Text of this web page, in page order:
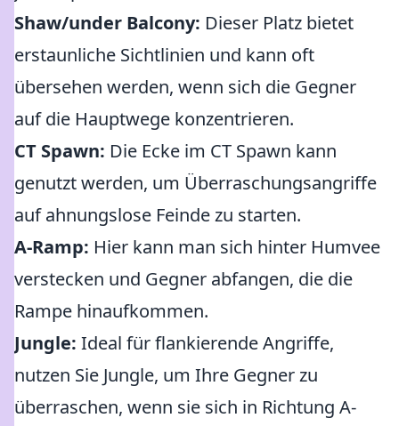
Shaw/under Balcony: Dieser Platz bietet
erstaunliche Sichtlinien und kann oft
übersehen werden, wenn sich die Gegner
auf die Hauptwege konzentrieren.
CT Spawn: Die Ecke im CT Spawn kann
genutzt werden, um Überraschungsangriffe
auf ahnungslose Feinde zu starten.
A-Ramp: Hier kann man sich hinter Humvee
verstecken und Gegner abfangen, die die
Rampe hinaufkommen.
Jungle: Ideal für flankierende Angriffe,
nutzen Sie Jungle, um Ihre Gegner zu
überraschen, wenn sie sich in Richtung A-